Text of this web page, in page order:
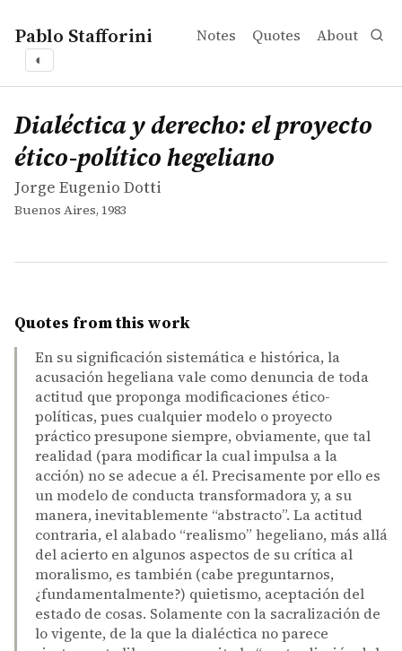
Pablo Stafforini Notes Quotes About
◐
works
Jorge Eugenio Dotti
Dialéctica y derecho: el proyecto ético-político hegeliano
book
Dialéctica y derecho: el proyecto
ético-político hegeliano
Jorge Eugenio Dotti
Buenos Aires, 1983
Quotes from this work
En su significación sistemática e histórica, la
acusación hegeliana vale como denuncia de toda
actitud que proponga modificaciones ético-
políticas, pues cualquier modelo o proyecto
práctico presupone siempre, obviamente, que tal
realidad (para modificar la cual impulsa a la
acción) no se adecue a él. Precisamente por ello es
un modelo de conducta transformadora y, a su
manera, inevitablemente “abstracto”. La actitud
contraria, el alabado “realismo” hegeliano, más allá
del acierto en algunos aspectos de su crítica al
moralismo, es también (cabe preguntarnos,
¿fundamentalmente?) quietismo, aceptación del
estado de cosas. Solamente con la sacralización de
lo vigente, de la que la dialéctica no parece